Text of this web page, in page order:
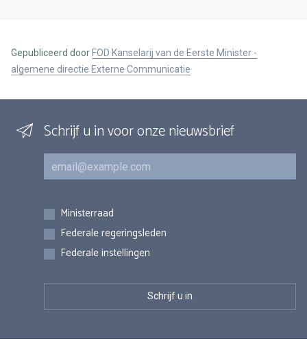
Gepubliceerd door FOD Kanselarij van de Eerste Minister -
algemene directie Externe Communicatie
Schrijf u in voor onze nieuwsbrief
E-mail
Inschrijvingen
Ministerraad
Federale regeringsleden
Federale instellingen